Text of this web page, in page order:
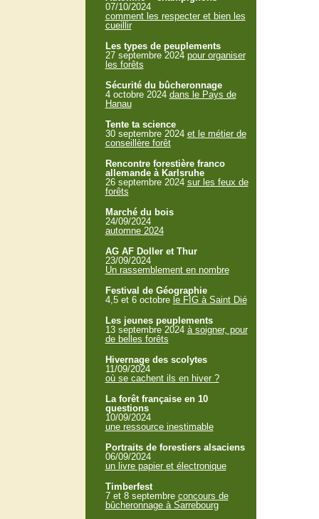
07/10/2024
comment les respecter et bien les
cueillir
Les types de peuplements
27 septembre 2024 pour organiser
les forêts
Sécurité du bûcheronnage
4 octobre 2024 dans le Pays de
Hanau
Tente ta science
30 septembre 2024 et le métier de
conseillère forêt
Rencontre forestière franco
allemande à Karlsruhe
26 septembre 2024 sur les feux de
forêts
Marché du bois
24/09/2024
automne 2024
AG AF Doller et Thur
23/09/2024
Un rassemblement en nombre
Festival de Géographie
4,5 et 6 octobre le FIG à Saint Dié
Les jeunes peuplements
13 septembre 2024 à soigner, pour
de belles forêts
Hivernage des scolytes
11/09/2024
où se cachent ils en hiver ?
La forêt française en 10
questions
10/09/2024
une ressource inestimable
Portraits de forestiers alsaciens
06/09/2024
un livre papier et électronique
Timberfest
7 et 8 septembre concours de
bûcheronnage à Sarrebourg